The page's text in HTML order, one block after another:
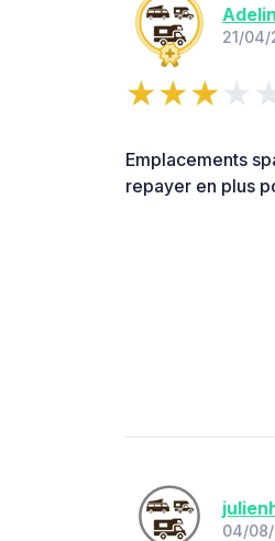
21/
Emplacements
repayer en plus
04/